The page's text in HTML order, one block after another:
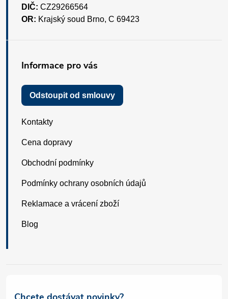
DIČ: CZ29266564
OR: Krajský soud Brno, C 69423
Informace pro vás
Odstoupit od smlouvy
Kontakty
Cena dopravy
Obchodní podmínky
Podmínky ochrany osobních údajů
Reklamace a vrácení zboží
Blog